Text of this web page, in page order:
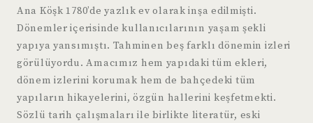
Ana Köşk 1780’de yazlık ev olarak inşa edilmişti.
Dönemler içerisinde kullanıcılarının yaşam şekli
yapıya yansımıştı. Tahminen beş farklı dönemin izleri
görülüyordu. Amacımız hem yapıdaki tüm ekleri,
dönem izlerini korumak hem de bahçedeki tüm
yapıların hikayelerini, özgün hallerini keşfetmekti.
Sözlü tarih çalışmaları ile birlikte literatür, eski